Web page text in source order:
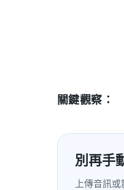
關鍵觀察：
別再手
上傳音訊